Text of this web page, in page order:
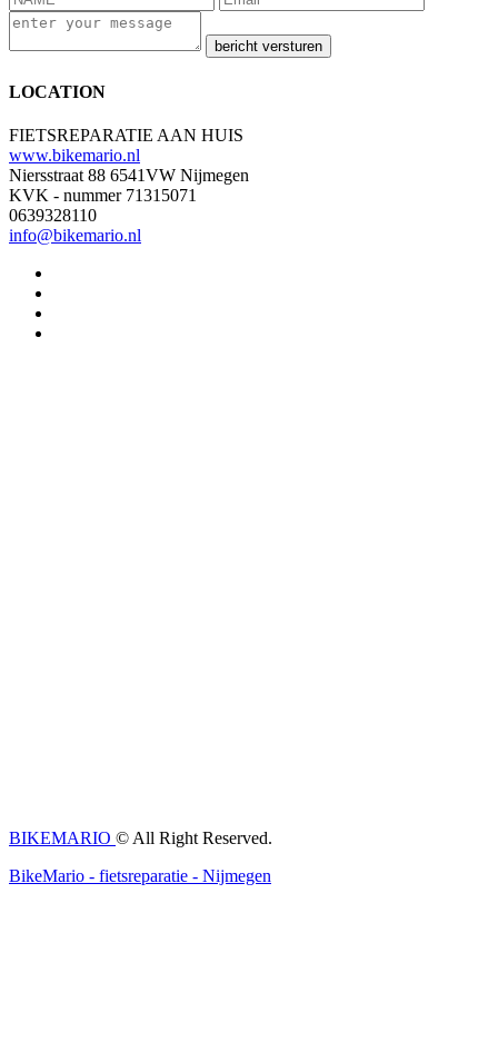
bericht versturen
LOCATION
FIETSREPARATIE AAN HUIS
www.bikemario.nl
Niersstraat 88 6541VW Nijmegen
KVK - nummer 71315071
0639328110
info@bikemario.nl
BIKEMARIO © All Right Reserved.
BikeMario - fietsreparatie - Nijmegen